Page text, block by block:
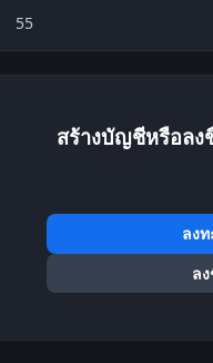
55
สร้างบัญชีหรือลง
ลง
ล